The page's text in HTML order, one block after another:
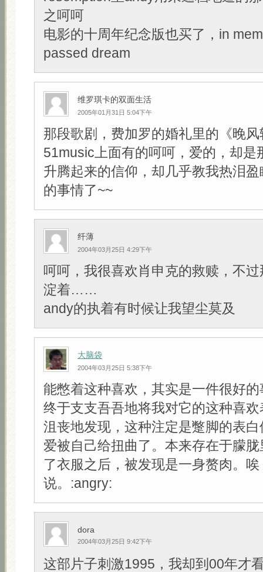
之呵呵
电影的十周年纪念版也买了，in
passed dream
维罗琪卡的双面生活
2005年01月31日 5:04下午
那段歌剧，费加罗的婚礼里的《晚
51music上面有的呵呵，爱的，却是
升腾起来的信仰，却几乎教我热泪
的事情了~~
纤薄
2004年03月25日 4:29下午
呵呵，我很喜欢肖申克的救赎，不
淀着……
andy的执着有时候让我望尘莫及
大脑袋
2004年03月25日 5:38下午
能憋着这种喜欢，其实是一件很好
终于支支吾吾地将我对它的这种喜
沮丧地发现，这种注定是蹩脚的表
爱被自己给扭曲了。本来存在于朦
了衣服之后，被发现是一身赘肉。
说。:angry:
dora
2004年03月25日 9:42下午
这部片子刺激1995，我却到00年才